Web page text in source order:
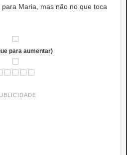
Maria, mas não no que toca
para aumentar)